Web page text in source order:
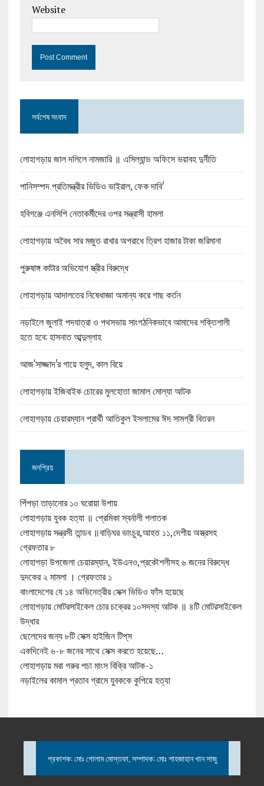
Website
সর্বশেষ সংবাদ
লোহাগড়ায় জাল দলিলে নামজারি ॥ এসিল্যান্ড অফিসে ভয়াবহ দুর্নীতি
পানিসম্পদ প্রতিমন্ত্রীর ভিডিও ভাইরাল, ফেক দাবি’
হবিগঞ্জে এনসিপি নেতাকর্মীদের ওপর সন্ত্রাসী হামলা
লোহাগড়ায় অবৈধ সার মজুত রাখার অপরাধে ত্রিশ হাজার টাকা জরিমানা
পুরুষাঙ্গ কাটার অভিযোগ স্ত্রীর বিরুদ্ধে
লোহাগড়ায় আদালতের নিষেধাজ্ঞা অমান্য করে গাছ কর্তন
নড়াইলে জুলাই পদযাত্রা ও পথসভায় সাংগঠনিকভাবে আমাদের শক্তিশালী
হতে হবে: হাসনাত আব্দুল্লাহ
আজ‘সাজ্জাদ’র গায়ে হলুদ, কাল বিয়ে
লোহাগড়ায় ইজিবাইক চোরের মুলহোতা জামাল মোল্যা আটক
লোহাগড়ায় চেয়ারম্যান প্রার্থী আতিকুল ইসলামের ঈদ সামগ্রী বিতরন
জনপ্রিয়
পিঁপড়া তাড়ানোর ১০ ঘরোয়া উপায়
লোহাগড়ায় যুবক হত্যা ॥ প্রেমিকা স্বর্নালী পলাতক
লোহাগড়ায় সন্ত্রসী তান্ডব ॥বাড়িঘর ভাংচুর,আহত ১১,দেশীয় অস্ত্রসহ
গ্রেফতার ৮
লোহাগড়া উপজেলা চেয়ারম্যান, ইউএনও,প্রকৌশলীসহ ৬ জনের বিরুদ্ধে
দুদকের ২ মামলা । গ্রেফতার ১
বাংলাদেশের যে ১৪ অভিনেত্রীর সেক্স ভিডিও ফাঁস হয়েছে
লোহাগড়ায় মোটরসাইকেল চোর চক্রের ১০সদস্য আটক ॥ ৪টি মোটরসাইকেল
উদ্ধার
ছেলেদের জন্য ৮টি সেক্স হাইজিন টিপ্‌স
একদিনেই ৬-৮ জনের সাথে সেক্স করতে হয়েছে…
লোহাগড়ায় মরা গরুর পচা মাংস বিক্রি আটক-১
নড়াইলের কামাল প্রতাব গ্রামে যুবককে কুপিয়ে হত্যা
প্রকাশক: মোঃ গোলাম মোস্তফা, সম্পাদক: মোঃ শাহজাহান খান সাজু